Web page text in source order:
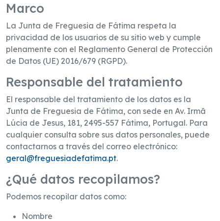
Marco
La Junta de Freguesia de Fátima respeta la
privacidad de los usuarios de su sitio web y cumple
plenamente con el Reglamento General de Protección
de Datos (UE) 2016/679 (RGPD).
Responsable del tratamiento
El responsable del tratamiento de los datos es la
Junta de Freguesia de Fátima, con sede en Av. Irmã
Lúcia de Jesus, 181, 2495-557 Fátima, Portugal. Para
cualquier consulta sobre sus datos personales, puede
contactarnos a través del correo electrónico:
geral@freguesiadefatima.pt.
¿Qué datos recopilamos?
Podemos recopilar datos como:
Nombre